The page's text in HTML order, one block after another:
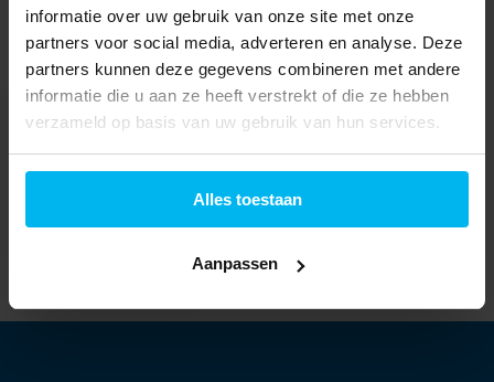
informatie over uw gebruik van onze site met onze
partners voor social media, adverteren en analyse. Deze
partners kunnen deze gegevens combineren met andere
informatie die u aan ze heeft verstrekt of die ze hebben
verzameld op basis van uw gebruik van hun services.
Alles toestaan
Aanpassen
Laatst bekeken
XV322QUPbmiipprzx